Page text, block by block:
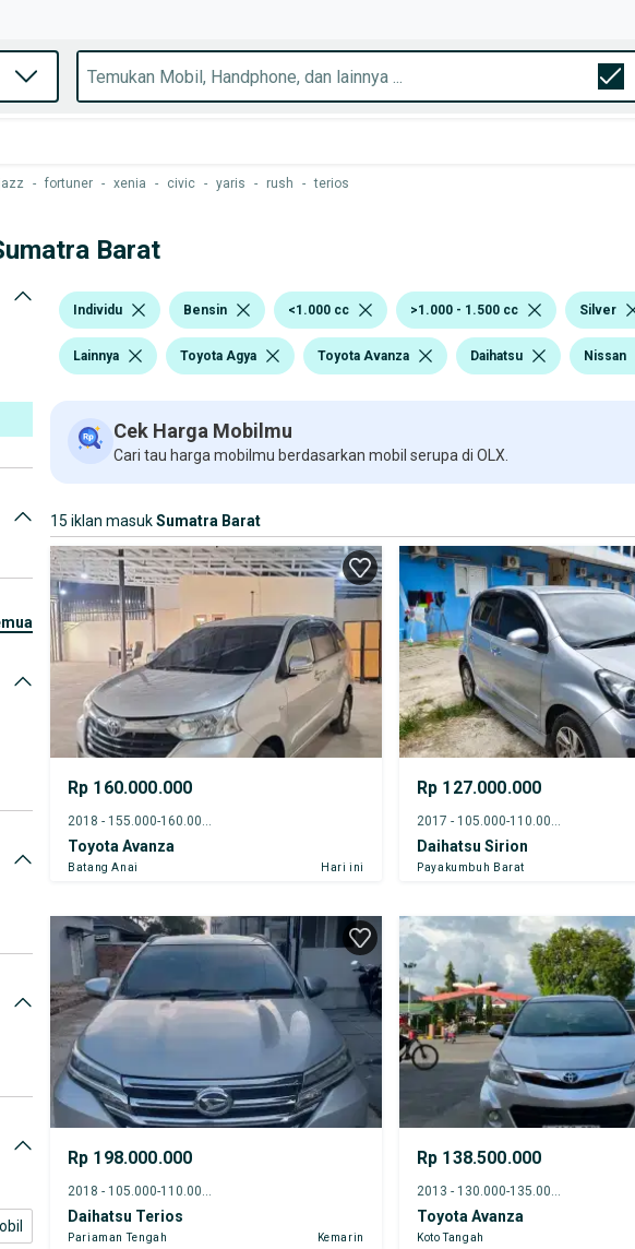
jazz - fortuner - xenia - civic - yaris - rush - terios
Barat
Individu Bensin <1.000 cc >1.000 - 1.500 cc Silver
Lainnya Toyota Agya Toyota Avanza Daihatsu Nissan
Cek Harga Mobilmu
Cari tau harga mobilmu berdasarkan mobil serupa di OLX.
15 iklan masukSumatra Barat
Rp 160.000.000
Toyota Avanza
Batang Anai Hari ini
Rp 127.000.000
Daihatsu Sirion
Payakumbuh Barat
Rp 198.000.000
Daihatsu Terios
Pariaman Tengah Kemarin
Rp 138.500.000
Toyota Avanza
Koto Tangah